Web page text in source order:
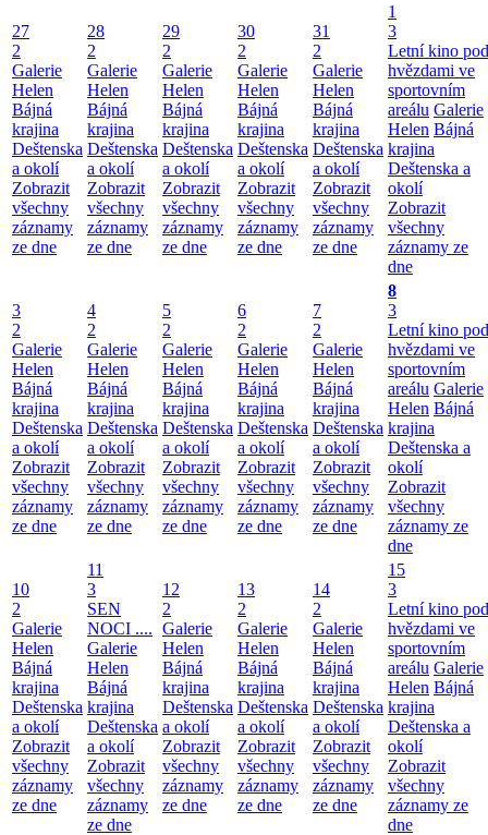
27
2
Galerie
Helen
Bájná
krajina
Deštenska
a okolí
Zobrazit
všechny
záznamy
ze dne
28
2
Galerie
Helen
Bájná
krajina
Deštenska
a okolí
Zobrazit
všechny
záznamy
ze dne
29
2
Galerie
Helen
Bájná
krajina
Deštenska
a okolí
Zobrazit
všechny
záznamy
ze dne
30
2
Galerie
Helen
Bájná
krajina
Deštenska
a okolí
Zobrazit
všechny
záznamy
ze dne
31
2
Galerie
Helen
Bájná
krajina
Deštenska
a okolí
Zobrazit
všechny
záznamy
ze dne
1
3
Letní kino pod
hvězdami ve
sportovním
areálu Galerie
Helen Bájná
krajina
Deštenska a
okolí
Zobrazit
všechny
záznamy ze
dne
3
2
Galerie
Helen
Bájná
krajina
Deštenska
a okolí
Zobrazit
všechny
záznamy
ze dne
4
2
Galerie
Helen
Bájná
krajina
Deštenska
a okolí
Zobrazit
všechny
záznamy
ze dne
5
2
Galerie
Helen
Bájná
krajina
Deštenska
a okolí
Zobrazit
všechny
záznamy
ze dne
6
2
Galerie
Helen
Bájná
krajina
Deštenska
a okolí
Zobrazit
všechny
záznamy
ze dne
7
2
Galerie
Helen
Bájná
krajina
Deštenska
a okolí
Zobrazit
všechny
záznamy
ze dne
8
3
Letní kino pod
hvězdami ve
sportovním
areálu Galerie
Helen Bájná
krajina
Deštenska a
okolí
Zobrazit
všechny
záznamy ze
dne
10
2
Galerie
Helen
Bájná
krajina
Deštenska
a okolí
Zobrazit
všechny
záznamy
ze dne
11
3
SEN
NOCI ....
Galerie
Helen
Bájná
krajina
Deštenska
a okolí
Zobrazit
všechny
záznamy
ze dne
12
2
Galerie
Helen
Bájná
krajina
Deštenska
a okolí
Zobrazit
všechny
záznamy
ze dne
13
2
Galerie
Helen
Bájná
krajina
Deštenska
a okolí
Zobrazit
všechny
záznamy
ze dne
14
2
Galerie
Helen
Bájná
krajina
Deštenska
a okolí
Zobrazit
všechny
záznamy
ze dne
15
3
Letní kino pod
hvězdami ve
sportovním
areálu Galerie
Helen Bájná
krajina
Deštenska a
okolí
Zobrazit
všechny
záznamy ze
dne